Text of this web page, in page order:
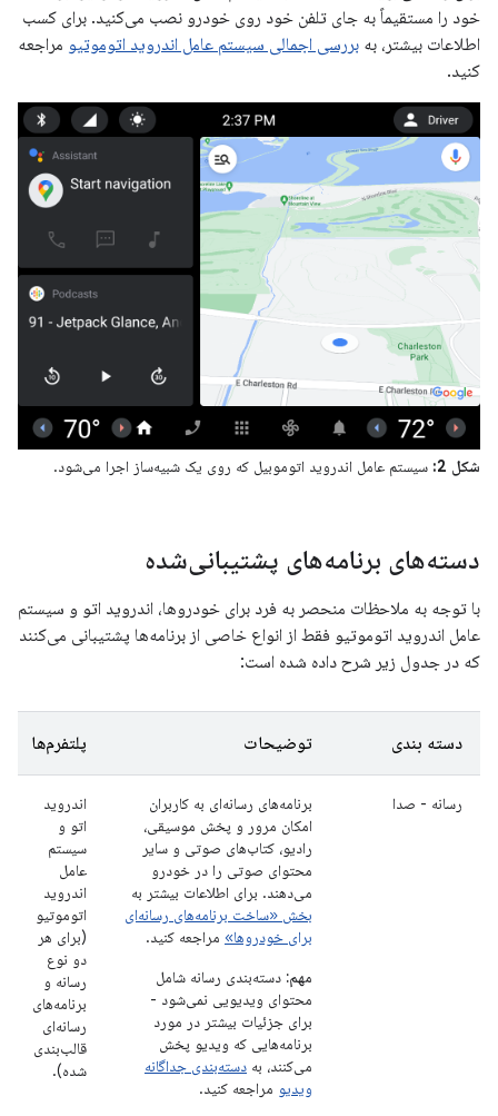
خود را مستقیماً به جای تلفن خود روی خودرو نصب می‌کنید. برای کسب
اطلاعات بیشتر، به بررسی اجمالی سیستم عامل اندروید اتوموتیو مراجعه
کنید.
شکل 2: سیستم عامل اندروید اتوموبیل که روی یک شبیه‌ساز اجرا می‌شود.
دسته‌های برنامه‌های پشتیبانی‌شده
با توجه به ملاحظات منحصر به فرد برای خودروها، اندروید اتو و سیستم
عامل اندروید اتوموتیو فقط از انواع خاصی از برنامه‌ها پشتیبانی می‌کنند
که در جدول زیر شرح داده شده است:
دسته بندی توضیحات پلتفرم‌ها
رسانه - صدا
برنامه‌های رسانه‌ای به کاربران
امکان مرور و پخش موسیقی،
رادیو، کتاب‌های صوتی و سایر
محتوای صوتی را در خودرو
می‌دهند. برای اطلاعات بیشتر به
بخش «ساخت برنامه‌های رسانه‌ای
برای خودروها» مراجعه کنید.
مهم: دسته‌بندی رسانه شامل
محتوای ویدیویی نمی‌شود -
برای جزئیات بیشتر در مورد
برنامه‌هایی که ویدیو پخش
می‌کنند، به دسته‌بندی جداگانه
ویدیو مراجعه کنید.
اندروید
اتو و
سیستم
عامل
اندروید
اتوموتیو
(برای هر
دو نوع
رسانه و
برنامه‌های
رسانه‌ای
قالب‌بندی
شده).